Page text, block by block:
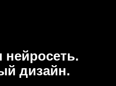
нейросеть.
дизайн.